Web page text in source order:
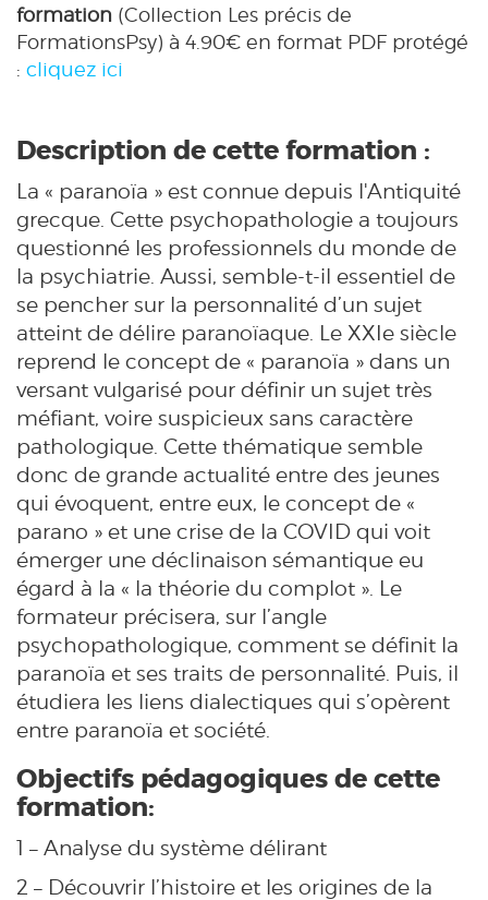
formation (Collection Les précis de
FormationsPsy) à 4.90€ en format PDF protégé
: cliquez ici
Description de cette formation :
La « paranoïa » est connue depuis l'Antiquité
grecque. Cette psychopathologie a toujours
questionné les professionnels du monde de
la psychiatrie. Aussi, semble-t-il essentiel de
se pencher sur la personnalité d’un sujet
atteint de délire paranoïaque. Le XXIe siècle
reprend le concept de « paranoïa » dans un
versant vulgarisé pour définir un sujet très
méfiant, voire suspicieux sans caractère
pathologique. Cette thématique semble
donc de grande actualité entre des jeunes
qui évoquent, entre eux, le concept de «
parano » et une crise de la COVID qui voit
émerger une déclinaison sémantique eu
égard à la « la théorie du complot ». Le
formateur précisera, sur l’angle
psychopathologique, comment se définit la
paranoïa et ses traits de personnalité. Puis, il
étudiera les liens dialectiques qui s’opèrent
entre paranoïa et société.
Objectifs pédagogiques de cette
formation:
1 – Analyse du système délirant
2 – Découvrir l’histoire et les origines de la